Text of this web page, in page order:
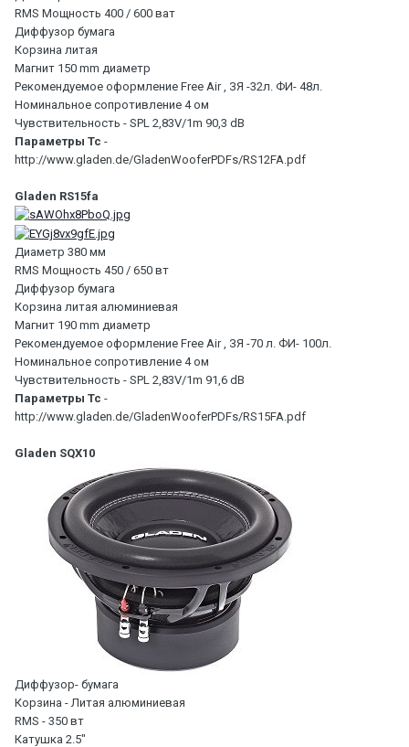
RMS Мощность 400 / 600 ват
Диффузор бумага
Корзина литая
Магнит 150 mm диаметр
Рекомендуемое оформление Free Air , ЗЯ -32л. ФИ- 48л.
Номинальное сопротивление 4 ом
Чувствительность - SPL 2,83V/1m 90,3 dB
Параметры Тс -
http://www.gladen.de/GladenWooferPDFs/RS12FA.pdf
Gladen RS15fa
Диаметр 380 мм
RMS Мощность 450 / 650 вт
Диффузор бумага
Корзина литая алюминиевая
Магнит 190 mm диаметр
Рекомендуемое оформление Free Air , ЗЯ -70 л. ФИ- 100л.
Номинальное сопротивление 4 ом
Чувствительность - SPL 2,83V/1m 91,6 dB
Параметры Тс -
http://www.gladen.de/GladenWooferPDFs/RS15FA.pdf
Gladen SQX10
Диффузор- бумага
Корзина - Литая алюминиевая
RMS - 350 вт
Катушка 2.5"